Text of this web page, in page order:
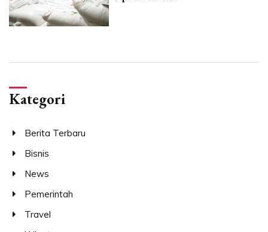
Kategori
Berita Terbaru
Bisnis
News
Pemerintah
Travel